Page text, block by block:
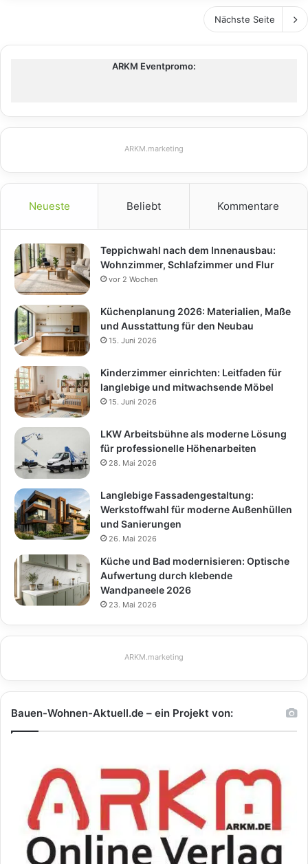
Nächste Seite
ARKM Eventpromo:
ARKM.marketing
Neueste Beliebt Kommentare
Teppichwahl nach dem Innenausbau:
Wohnzimmer, Schlafzimmer und Flur
vor 2 Wochen
Küchenplanung 2026: Materialien, Maße
und Ausstattung für den Neubau
15. Juni 2026
Kinderzimmer einrichten: Leitfaden für
langlebige und mitwachsende Möbel
15. Juni 2026
LKW Arbeitsbühne als moderne Lösung
für professionelle Höhenarbeiten
28. Mai 2026
Langlebige Fassadengestaltung:
Werkstoffwahl für moderne Außenhüllen
und Sanierungen
26. Mai 2026
Küche und Bad modernisieren: Optische
Aufwertung durch klebende
Wandpaneele 2026
23. Mai 2026
ARKM.marketing
Bauen-Wohnen-Aktuell.de – ein Projekt von: